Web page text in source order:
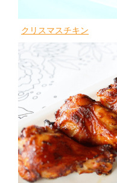
クリスマスチキン